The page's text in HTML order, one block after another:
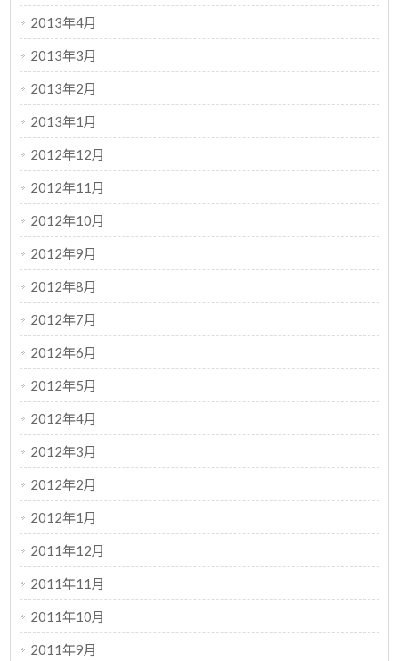
2013年4月
2013年3月
2013年2月
2013年1月
2012年12月
2012年11月
2012年10月
2012年9月
2012年8月
2012年7月
2012年6月
2012年5月
2012年4月
2012年3月
2012年2月
2012年1月
2011年12月
2011年11月
2011年10月
2011年9月